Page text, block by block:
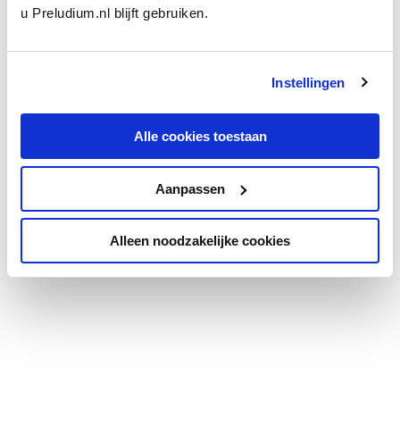
u Preludium.nl blijft gebruiken.
Instellingen
Alle cookies toestaan
Aanpassen
Alleen noodzakelijke cookies